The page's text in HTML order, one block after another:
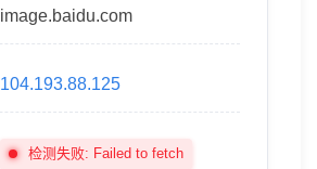
image.baidu.com
104.193.88.125
检测失败: Failed to fetch